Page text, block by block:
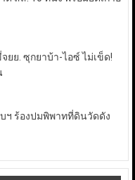
ยย. ซุกยาบ้า-ไอซ์ ไม่เข็ด!
ฯ ร้องปมพิพาทที่ดินวัดดัง